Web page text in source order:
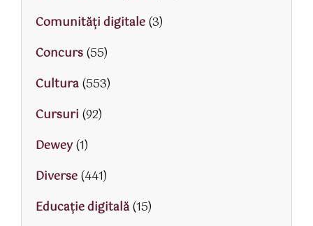
Comunități digitale(3)
Concurs(55)
Cultura(553)
Cursuri (92)
Dewey(1)
Diverse(441)
Educaţie digitală(15)